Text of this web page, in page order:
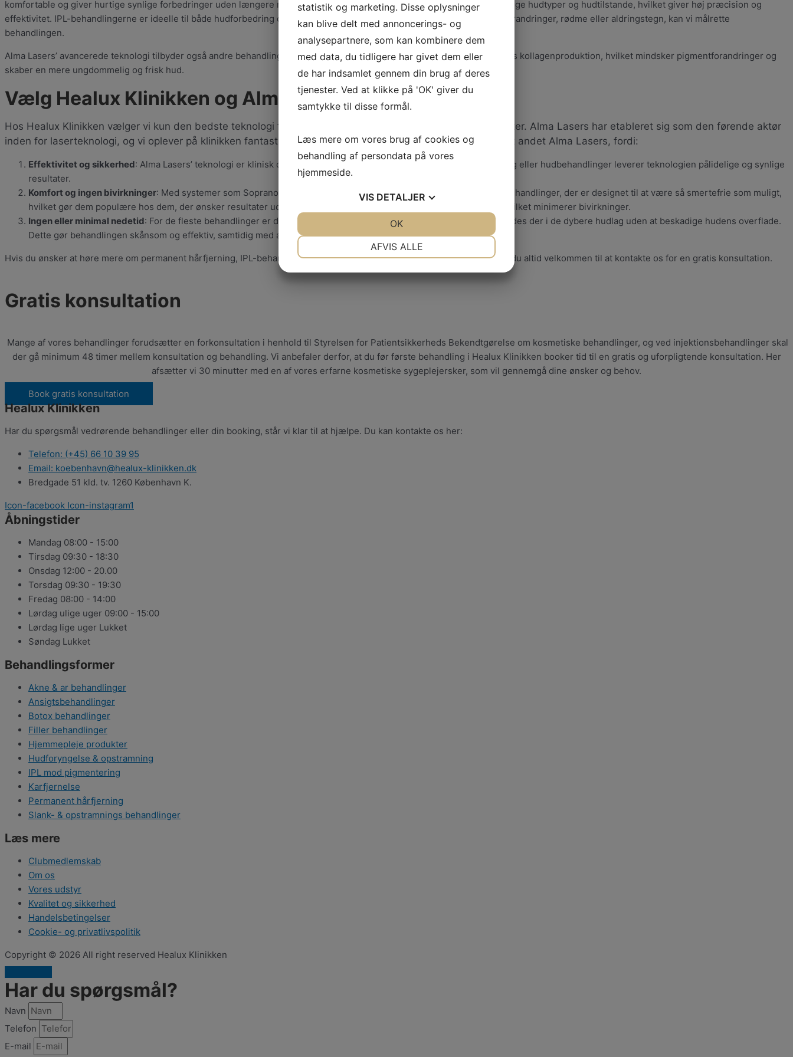
komfortable og giver hurtige synlige forbedringer uden længere nedetid. Maskinens IPL-enheder kan tilpasses til forskellige hudtyper og hudtilstande, hvilket giver høj præcision og
effektivitet. IPL-behandlingerne er ideelle til både hudforbedring og anti-aging, og uanset om det drejer sig om pigmentforandringer, rødme eller aldringstegn, kan vi målrette
behandlingen.
Alma Lasers’ avancerede teknologi tilbyder også andre behandlinger til hudforbedring, fx Clearlift, der stimulerer kroppens kollagenproduktion, hvilket mindsker pigmentforandringer og
skaber en mere ungdommelig og frisk hud.
Vælg Healux Klinikken og Alma Lasers
Hos Healux Klinikken vælger vi kun den bedste teknologi for at sikre, at vores kunder får de bedste resultater. Alma Lasers har etableret sig som den førende aktør
inden for laserteknologi, og vi oplever på klinikken fantastiske resultater med deres udstyr. Vi bruger blandt andet Alma Lasers, fordi:
Effektivitet og sikkerhed: Alma Lasers’ teknologi er klinisk dokumenteret og uanset om det drejer sig om hårfjerning eller hudbehandlinger leverer teknologien pålidelige og synlige
resultater.
Komfort og ingen bivirkninger: Med systemer som Soprano Titanium, Soprano XLi, og Harmony XL Pro tilbyder vi behandlinger, der er designet til at være så smertefrie som muligt,
hvilket gør dem populære hos dem, der ønsker resultater uden ubehag. Samtidig er behandlingerne skånsomme, hvilket minimerer bivirkninger.
Ingen eller minimal nedetid: For de fleste behandlinger er der meget lidt eller ingen nedetid. Med teknologien arbejdes der i de dybere hudlag uden at beskadige hudens overflade.
Dette gør behandlingen skånsom og effektiv, samtidig med at risikoen for rødme eller hævelse minimeres.
Hvis du ønsker at høre mere om permanent hårfjerning, IPL-behandling, Clearlift eller vores øvrige laserbehandlinger, er du altid velkommen til at kontakte os for en gratis konsultation.
Gratis konsultation
Mange af vores behandlinger forudsætter en forkonsultation i henhold til Styrelsen for Patientsikkerheds Bekendtgørelse om kosmetiske behandlinger, og ved injektionsbehandlinger skal
der gå minimum 48 timer mellem konsultation og behandling. Vi anbefaler derfor, at du før første behandling i Healux Klinikken booker tid til en gratis og uforpligtende konsultation. Her
afsætter vi 30 minutter med en af vores erfarne kosmetiske sygeplejersker, som vil gennemgå dine ønsker og behov.
Book gratis konsultation
Healux Klinikken
Har du spørgsmål vedrørende behandlinger eller din booking, står vi klar til at hjælpe. Du kan kontakte os her:
Telefon: (+45) 66 10 39 95
Email: koebenhavn@healux-klinikken.dk
Bredgade 51 kld. tv. 1260 København K.
Icon-facebook Icon-instagram1
Åbningstider
Mandag 08:00 - 15:00
Tirsdag 09:30 - 18:30
Onsdag 12:00 - 20.00
Torsdag 09:30 - 19:30
Fredag 08:00 - 14:00
Lørdag ulige uger 09:00 - 15:00
Lørdag lige uger Lukket
Søndag Lukket
Behandlingsformer
Akne & ar behandlinger
Ansigtsbehandlinger
Botox behandlinger
Filler behandlinger
Hjemmepleje produkter
Hudforyngelse & opstramning
IPL mod pigmentering
Karfjernelse
Permanent hårfjerning
Slank- & opstramnings behandlinger
Læs mere
Clubmedlemskab
Om os
Vores udstyr
Kvalitet og sikkerhed
Handelsbetingelser
Cookie- og privatlivspolitik
Copyright © 2026 All right reserved Healux Klinikken
Har du spørgsmål?
Navn
Telefon
E-mail
statistik og marketing. Disse oplysninger
kan blive delt med annoncerings- og
analysepartnere, som kan kombinere dem
med data, du tidligere har givet dem eller
de har indsamlet gennem din brug af deres
tjenester. Ved at klikke på 'OK' giver du
samtykke til disse formål.
Læs mere om vores brug af cookies og
behandling af persondata på vores
hjemmeside.
VIS DETALJER
AFVIS ALLE
OK